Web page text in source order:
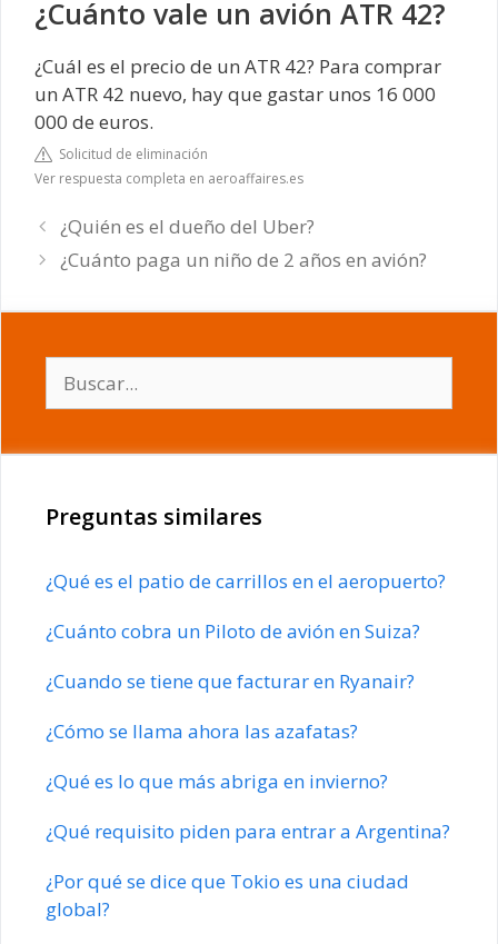
¿Cuánto vale un avión ATR 42?
¿Cuál es el precio de un ATR 42? Para comprar
un ATR 42 nuevo, hay que gastar unos 16 000
000 de euros.
Solicitud de eliminación
Ver respuesta completa en aeroaffaires.es
¿Quién es el dueño del Uber?
¿Cuánto paga un niño de 2 años en avión?
Preguntas similares
¿Qué es el patio de carrillos en el aeropuerto?
¿Cuánto cobra un Piloto de avión en Suiza?
¿Cuando se tiene que facturar en Ryanair?
¿Cómo se llama ahora las azafatas?
¿Qué es lo que más abriga en invierno?
¿Qué requisito piden para entrar a Argentina?
¿Por qué se dice que Tokio es una ciudad
global?